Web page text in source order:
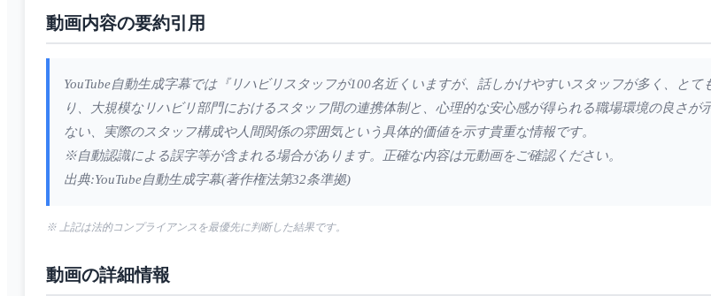
動画内容の要約引用
YouTube自動生成字幕では『リハビリスタッフが100名近くいますが、話しかけやすいスタッフが多く、と
り、大規模なリハビリ部門におけるスタッフ間の連携体制と、心理的な安心感が得られる職場環境の良さが
ない、実際のスタッフ構成や人間関係の雰囲気という具体的価値を示す貴重な情報です。
※自動認識による誤字等が含まれる場合があります。正確な内容は元動画をご確認ください。
出典:YouTube自動生成字幕(著作権法第32条準拠)
※ 上記は法的コンプライアンスを最優先に判断した結果です。
動画の詳細情報